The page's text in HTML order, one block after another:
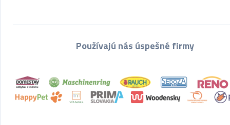
Používajú nás úspešné firmy